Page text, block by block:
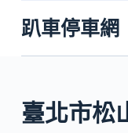
跳
至
主
內
容
趴車停車網
臺北市松